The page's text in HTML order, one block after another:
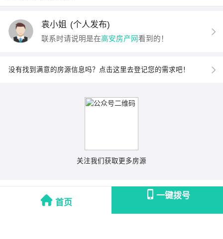
首页
一键拨号
袁小姐 (个人发布)
联系时请说明是在高安房产网看到的！
没有找到满意的房源信息吗？点击这里去登记您的需求吧！
关注我们获取更多房源